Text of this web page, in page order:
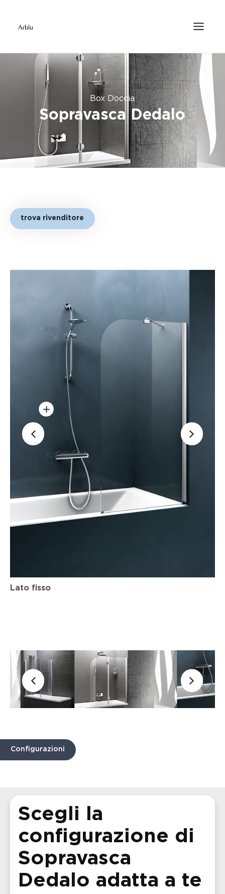
Box Doccia
Sopravasca Dedalo
trova rivenditore
Lato fisso
Configurazioni
Scegli la
configurazione di
Sopravasca
Dedalo adatta a te